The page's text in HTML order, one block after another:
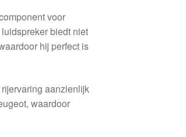
voor
biedt niet
hij perfect is
aanzienlijk
waardoor